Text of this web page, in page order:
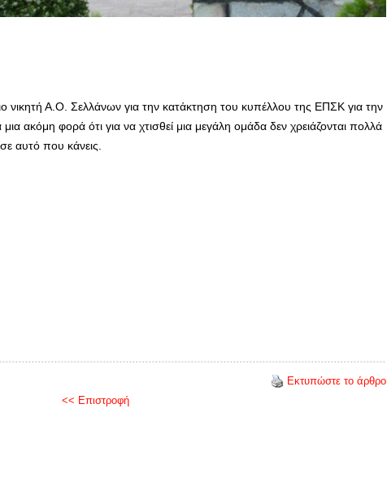
νικητή Α.Ο. Σελλάνων για την κατάκτηση του κυπέλλου της ΕΠΣΚ για την
ακόμη φορά ότι για να χτισθεί μια μεγάλη ομάδα δεν χρειάζονται πολλά
αυτό που κάνεις.
Εκτυπώστε το άρθρο
<< Επιστροφή